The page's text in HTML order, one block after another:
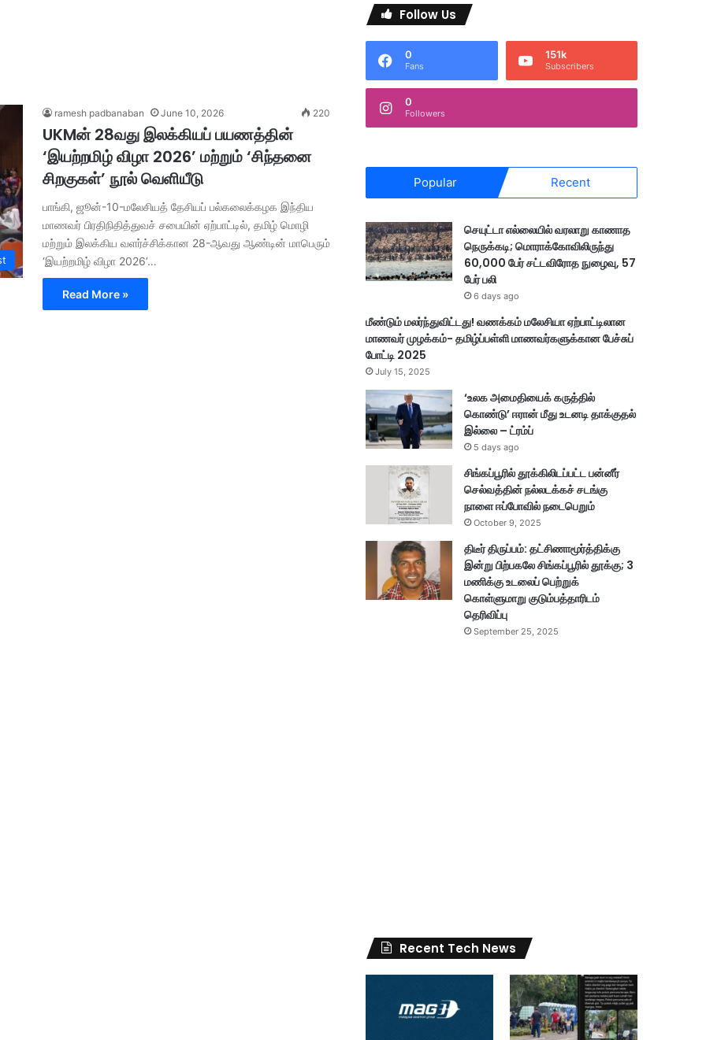
ramesh padbanaban June 10, 2026 220
UKMன் 28வது இலக்கியப் பயணத்தின்
‘இயற்றமிழ் விழா 2026’ மற்றும் ‘சிந்தனை
சிறகுகள்’ நூல் வெளியீடு
பாங்கி, ஜூன்-10-மலேசியத் தேசியப் பல்கலைக்கழக இந்திய
மாணவர் பிரதிநிதித்துவச் சபையின் ஏற்பாட்டில், தமிழ் மொழி
மற்றும் இலக்கிய வளர்ச்சிக்கான 28-ஆவது ஆண்டின் மாபெரும்
‘இயற்றமிழ் விழா 2026’…
Read More »
Follow Us
0
Fans
151k
Subscribers
0
Followers
Popular Recent
செயுட்டா எல்லையில் வரலாறு காணாத
நெருக்கடி; மொராக்கோவிலிருந்து
60,000 பேர் சட்டவிரோத நுழைவு, 57
பேர் பலி
6 days ago
மீண்டும் மலர்ந்துவிட்டது! வணக்கம் மலேசியா ஏற்பாட்டிலான
மாணவர் முழக்கம்- தமிழ்ப்பள்ளி மாணவர்களுக்கான பேச்சுப்
போட்டி 2025
July 15, 2025
‘உலக அமைதியைக் கருத்தில்
கொண்டு’ ஈரான் மீது உடனடி தாக்குதல்
இல்லை – ட்ரம்ப்
5 days ago
சிங்கப்பூரில் தூக்கிலிடப்பட்ட பன்னீர்
செல்வத்தின் நல்லடக்கச் சடங்கு
நாளை ஈப்போவில் நடைபெறும்
October 9, 2025
திடீர் திருப்பம்: தட்சிணாமூர்த்திக்கு
இன்று பிற்பகலே சிங்கப்பூரில் தூக்கு; 3
மணிக்கு உடலைப் பெற்றுக்
கொள்ளுமாறு குடும்பத்தாரிடம்
தெரிவிப்பு
September 25, 2025
Recent Tech News